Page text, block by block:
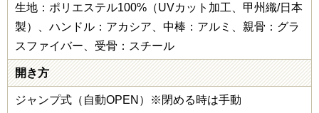
生地：ポリエステル100%（UVカット加工、甲州織/日本
製）、ハンドル：アカシア、中棒：アルミ、親骨：グラ
スファイバー、受骨：スチール
開き方
ジャンプ式（自動OPEN）※閉める時は手動